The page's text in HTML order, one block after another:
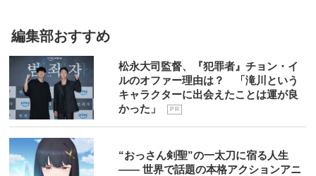
編集部おすすめ
松永大司監督、『犯罪者』チョン・イ
ルのオファー理由は？ 「滝川という
キャラクターに出会えたことは運が良
かった」
P R
“おっさん剣聖”の一太刀に宿る人生
―― 世界で話題の本格アクションアニ